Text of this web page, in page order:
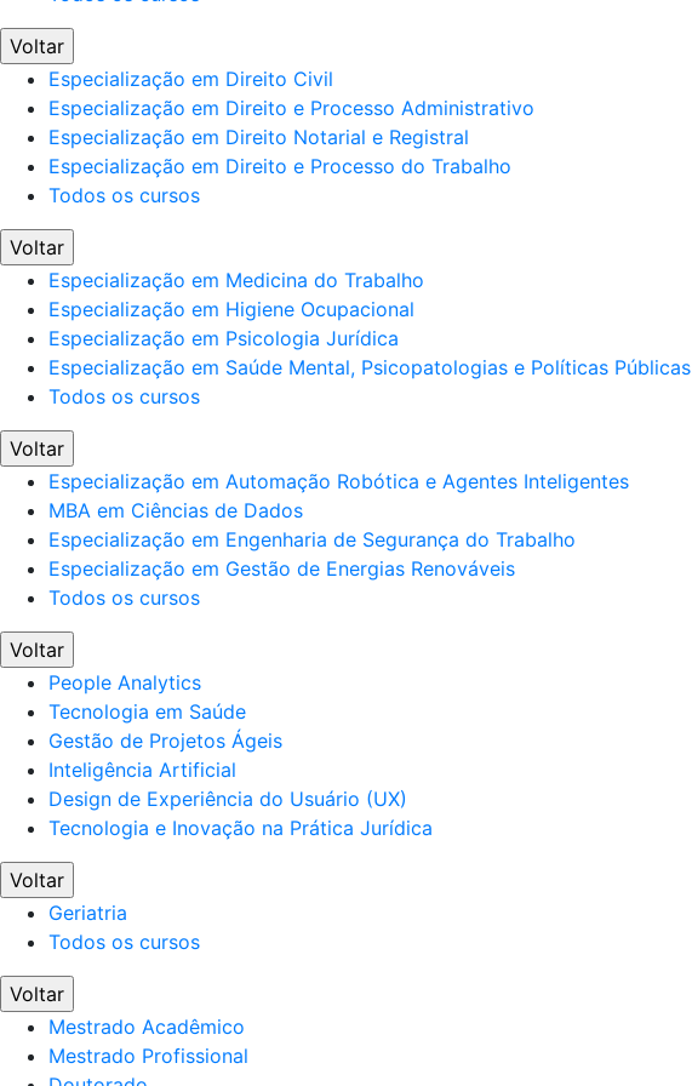
Voltar
Especialização em Direito Civil
Especialização em Direito e Processo Administrativo
Especialização em Direito Notarial e Registral
Especialização em Direito e Processo do Trabalho
Todos os cursos
Voltar
Especialização em Medicina do Trabalho
Especialização em Higiene Ocupacional
Especialização em Psicologia Jurídica
Especialização em Saúde Mental, Psicopatologias e Políticas Públicas
Todos os cursos
Voltar
Especialização em Automação Robótica e Agentes Inteligentes
MBA em Ciências de Dados
Especialização em Engenharia de Segurança do Trabalho
Especialização em Gestão de Energias Renováveis
Todos os cursos
Voltar
People Analytics
Tecnologia em Saúde
Gestão de Projetos Ágeis
Inteligência Artificial
Design de Experiência do Usuário (UX)
Tecnologia e Inovação na Prática Jurídica
Voltar
Geriatria
Todos os cursos
Voltar
Mestrado Acadêmico
Mestrado Profissional